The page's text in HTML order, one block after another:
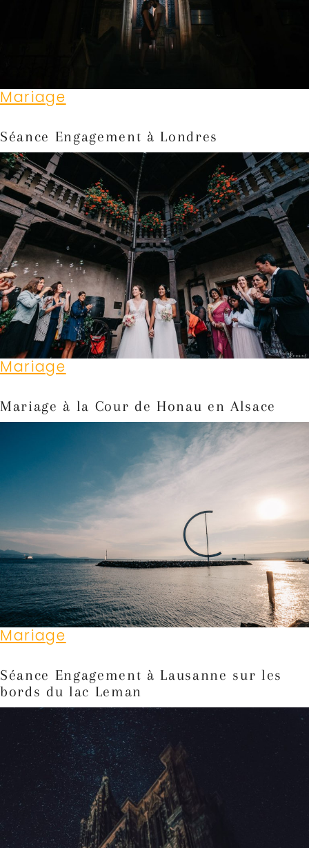
Mariage
Séance Engagement à Londres
Mariage
Mariage à la Cour de Honau en Alsace
Mariage
Séance Engagement à Lausanne sur les
bords du lac Leman